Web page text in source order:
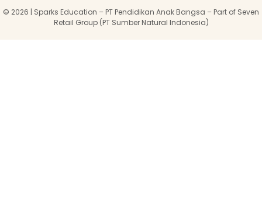
© 2026 | Sparks Education – PT Pendidikan Anak Bangsa – Part of Seven
Retail Group (PT Sumber Natural Indonesia)